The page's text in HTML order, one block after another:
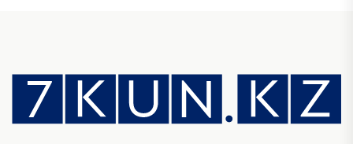
Денежно-кредитная политика влияет не
только на спрос, но и на предложение труда
07 АВГУСТА, 2026